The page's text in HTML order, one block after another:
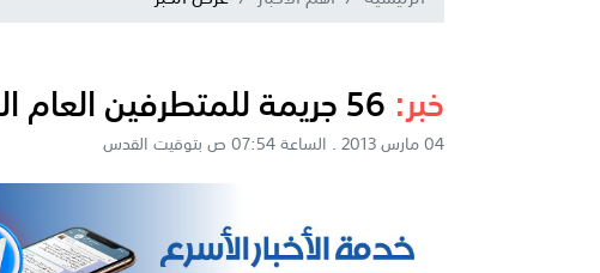
خبر:
04 مارس 2013 . الساعة 07:54 ص بتوقيت القدس